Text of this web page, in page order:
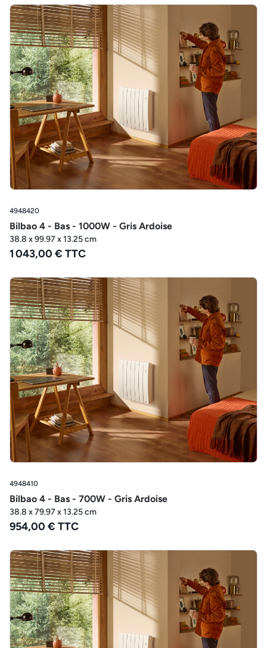
4948420
Bilbao 4 - Bas - 1000W - Gris Ardoise
38.8 x 99.97 x 13.25 cm
1 043,00 € TTC
4948410
Bilbao 4 - Bas - 700W - Gris Ardoise
38.8 x 79.97 x 13.25 cm
954,00 € TTC